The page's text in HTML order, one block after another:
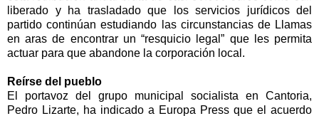
liberado y ha trasladado que los servicios jurídicos del
partido continúan estudiando las circunstancias de Llamas
en aras de encontrar un “resquicio legal” que les permita
actuar para que abandone la corporación local.
Reírse del pueblo
El portavoz del grupo municipal socialista en Cantoria,
Pedro Lizarte, ha indicado a Europa Press que el acuerdo